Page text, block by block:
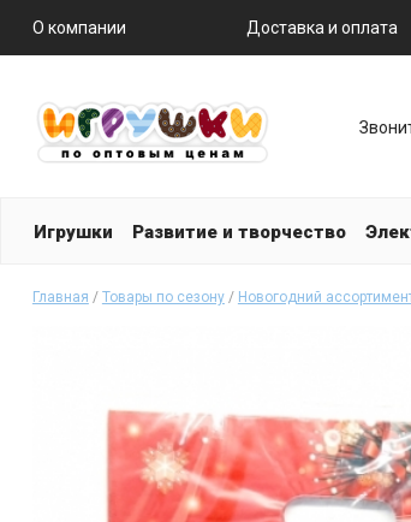
О компании Доставка и оплата
Игрушки Развитие и творчество
Главная / Товары по сезону/ Новогодний